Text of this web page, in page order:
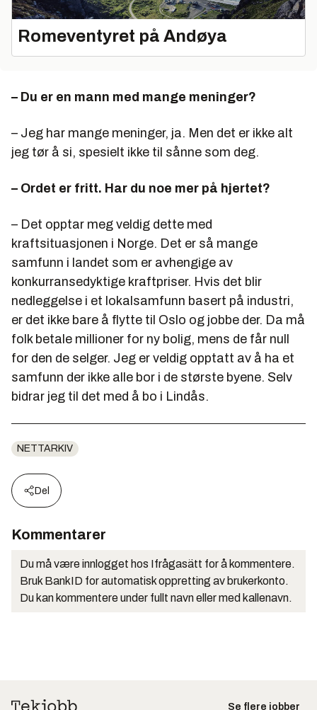
Romeventyret på Andøya
– Du er en mann med mange meninger?
– Jeg har mange meninger, ja. Men det er ikke alt
jeg tør å si, spesielt ikke til sånne som deg.
– Ordet er fritt. Har du noe mer på hjertet?
– Det opptar meg veldig dette med
kraftsituasjonen i Norge. Det er så mange
samfunn i landet som er avhengige av
konkurransedyktige kraftpriser. Hvis det blir
nedleggelse i et lokalsamfunn basert på industri,
er det ikke bare å flytte til Oslo og jobbe der. Da må
folk betale millioner for ny bolig, mens de får null
for den de selger. Jeg er veldig opptatt av å ha et
samfunn der ikke alle bor i de største byene. Selv
bidrar jeg til det med å bo i Lindås.
NETTARKIV
Del
Kommentarer
Du må være innlogget hos Ifrågasätt for å kommentere.
Bruk BankID for automatisk oppretting av brukerkonto.
Du kan kommentere under fullt navn eller med kallenavn.
Se flere jobber